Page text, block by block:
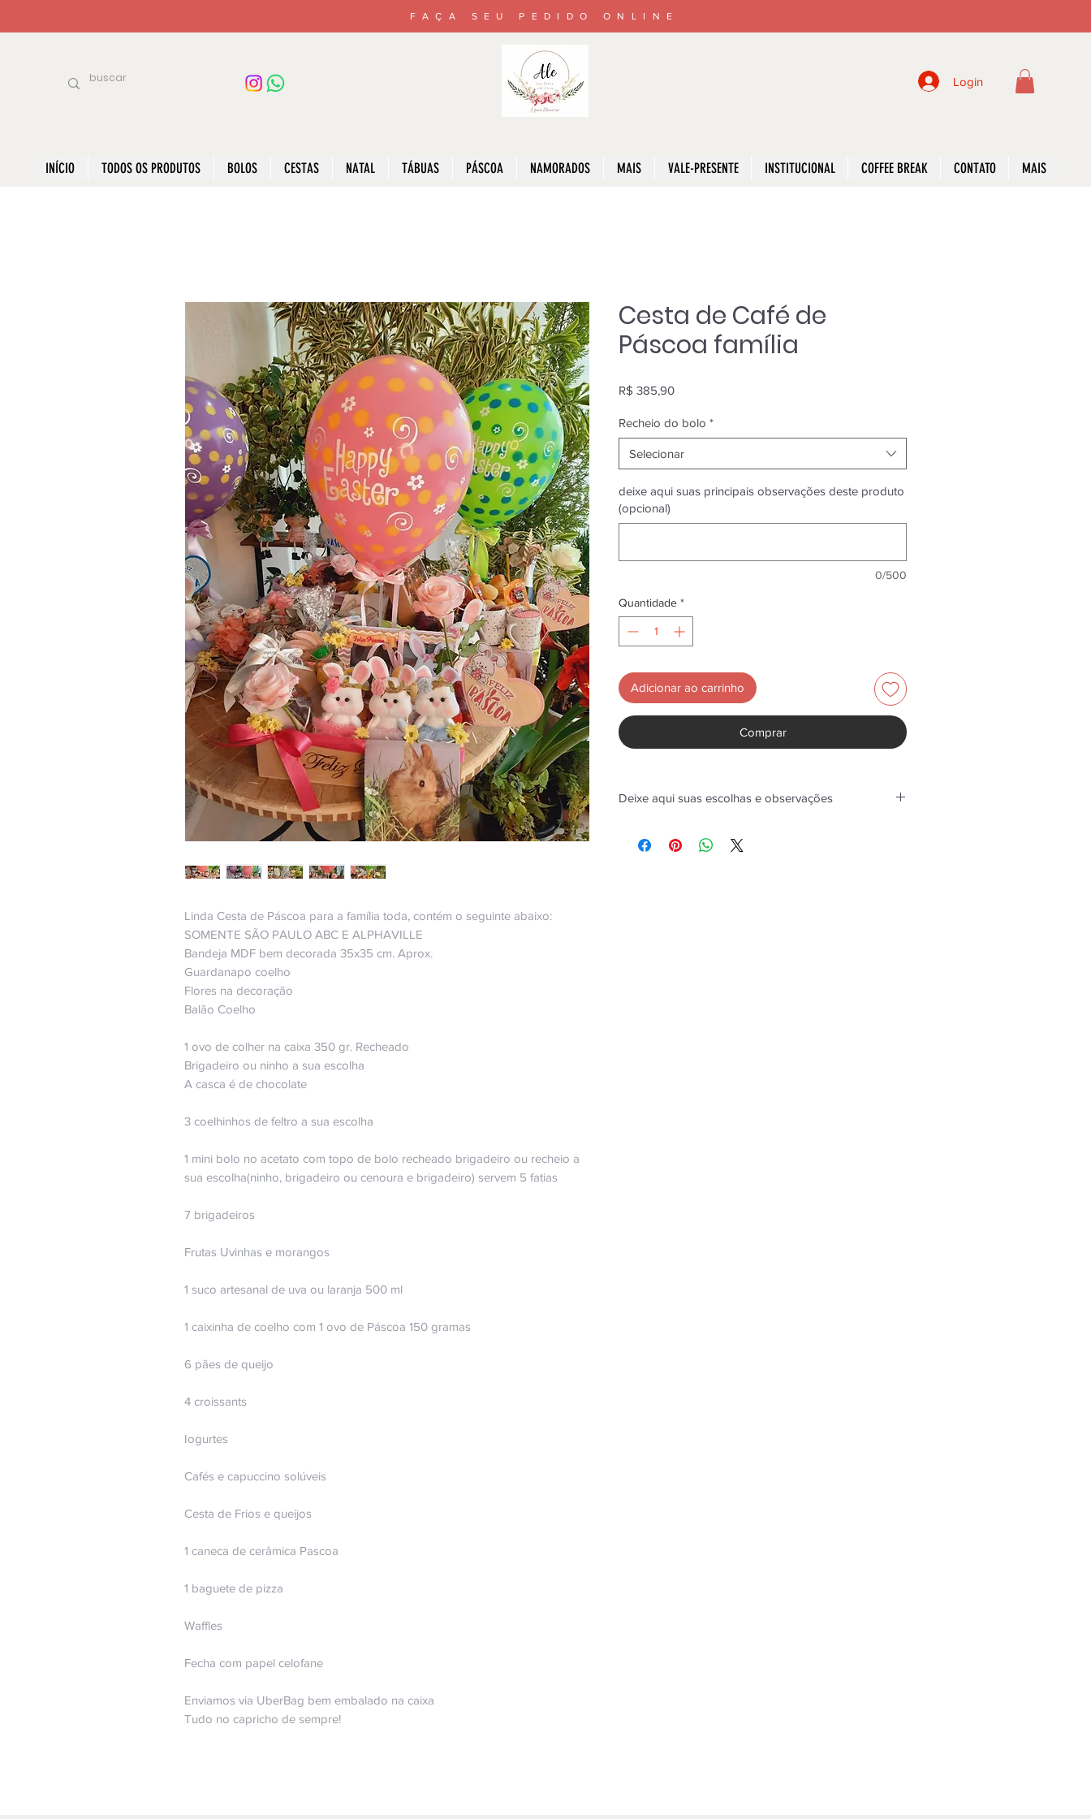
FAÇA SEU PEDIDO ONLINE
Login
INÍCIO TODOS OS PRODUTOS BOLOS CESTAS NATAL TÁBUAS PÁSCOA NAMORADOS MAIS VALE-PRESENTE INSTITUCIONAL COFFEE BREAK CONTATO MAIS
Linda Cesta de Páscoa para a família toda, contém o seguinte abaixo:
SOMENTE SÃO PAULO ABC E ALPHAVILLE
Bandeja MDF bem decorada 35x35 cm. Aprox.
Guardanapo coelho
Flores na decoração
Balão Coelho
1 ovo de colher na caixa 350 gr. Recheado
Brigadeiro ou ninho a sua escolha
A casca é de chocolate
3 coelhinhos de feltro a sua escolha
1 mini bolo no acetato com topo de bolo recheado brigadeiro ou recheio a
sua escolha(ninho, brigadeiro ou cenoura e brigadeiro) servem 5 fatias
7 brigadeiros
Frutas Uvinhas e morangos
1 suco artesanal de uva ou laranja 500 ml
1 caixinha de coelho com 1 ovo de Páscoa 150 gramas
6 pães de queijo
4 croissants
Iogurtes
Cafés e capuccino solúveis
Cesta de Frios e queijos
1 caneca de cerâmica Pascoa
1 baguete de pizza
Waffles
Fecha com papel celofane
Enviamos via UberBag bem embalado na caixa
Tudo no capricho de sempre!
Cesta de Café de
Páscoa família
R$ 385,90Preço
Recheio do bolo *
Selecionar
deixe aqui suas principais observações deste produto
(opcional)
0/500
Quantidade *
Adicionar ao carrinho
Comprar
Deixe aqui suas escolhas e observações